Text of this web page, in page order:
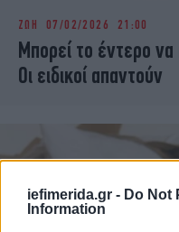
iefimerida.gr - Do Not
Information
ΖΩΗ 07/02/2026 21:00
Μπορεί το έντερο
Οι ειδικοί απαντούν